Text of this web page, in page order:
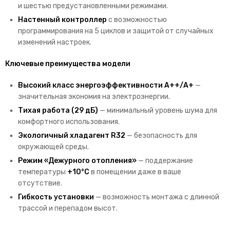
и шестью предустановленными режимами.
Настенный контроллер с возможностью
программирования на 5 циклов и защитой от случайных
изменений настроек.
Ключевые преимущества модели
Высокий класс энергоэффективности А++/А+ —
значительная экономия на электроэнергии.
Тихая работа (29 дБ) — минимальный уровень шума для
комфортного использования.
Экологичный хладагент R32 — безопасность для
окружающей среды.
Режим «Дежурного отопления» — поддержание
температуры +10°C в помещении даже в ваше
отсутствие.
Гибкость установки — возможность монтажа с длинной
трассой и перепадом высот.